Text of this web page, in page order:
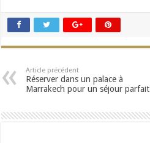
Article précédent
Réserver dans un palace à
Marrakech pour un séjour parfait